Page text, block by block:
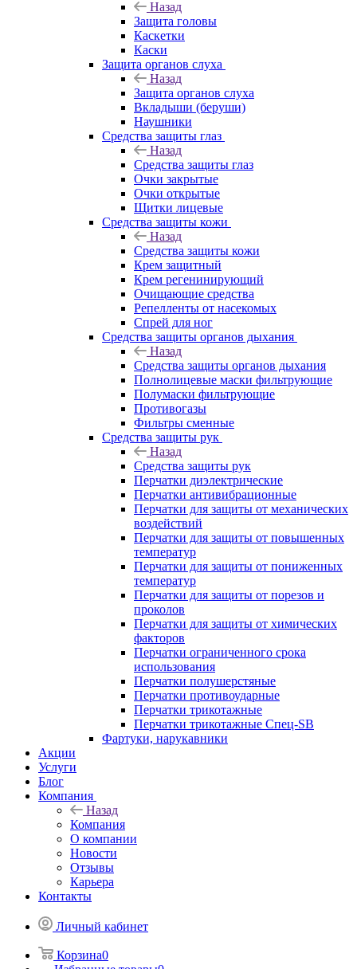
Назад
Защита головы
Каскетки
Каски
Защита органов слуха
Назад
Защита органов слуха
Вкладыши (беруши)
Наушники
Средства защиты глаз
Назад
Средства защиты глаз
Очки закрытые
Очки открытые
Щитки лицевые
Средства защиты кожи
Назад
Средства защиты кожи
Крем защитный
Крем регенинирующий
Очищающие средства
Репелленты от насекомых
Спрей для ног
Средства защиты органов дыхания
Назад
Средства защиты органов дыхания
Полнолицевые маски фильтрующие
Полумаски фильтрующие
Противогазы
Фильтры сменные
Средства защиты рук
Назад
Средства защиты рук
Перчатки диэлектрические
Перчатки антивибрационные
Перчатки для защиты от механических
воздействий
Перчатки для защиты от повышенных
температур
Перчатки для защиты от пониженных
температур
Перчатки для защиты от порезов и
проколов
Перчатки для защиты от химических
факторов
Перчатки ограниченного срока
использования
Перчатки полушерстяные
Перчатки противоударные
Перчатки трикотажные
Перчатки трикотажные Спец-SB
Фартуки, нарукавники
Акции
Услуги
Блог
Компания
Назад
Компания
О компании
Новости
Отзывы
Карьера
Контакты
Личный кабинет
Корзина0